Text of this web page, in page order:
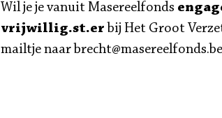
Wil je je vanuit Masereelfonds
vrijwillig.st.er bij Het Groot
mailtje naar